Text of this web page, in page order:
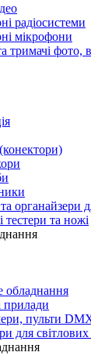
радіосистеми
мікрофони
тримачі фото,
органайзери
тестери та ножі
обладнання
прилади
пульти
для